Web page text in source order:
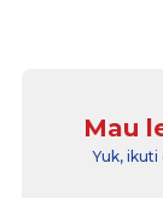
Mau
Yuk,